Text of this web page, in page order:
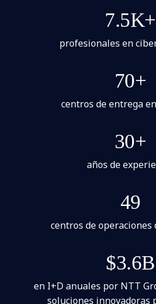
7.5K+
profesionales en
70+
centros de entrega
30+
años de
49
centros de operaciones
$3.6B
en I+D anuales por NTT
soluciones innovadoras